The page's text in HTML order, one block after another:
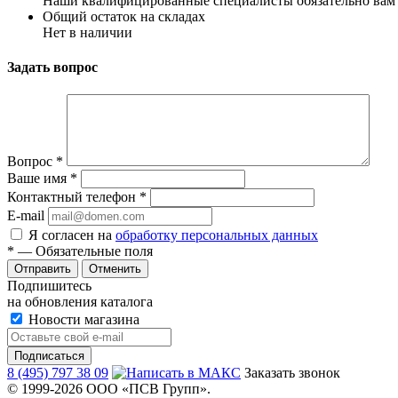
Общий остаток на складах
Нет в наличии
Задать вопрос
Вопрос *
Ваше имя *
Контактный телефон *
E-mail
Я согласен на обработку персональных данных
* — Обязательные поля
Отменить
Подпишитесь
на обновления каталога
Новости магазина
8 (495) 797 38 09
Заказать звонок
© 1999-2026 ООО «ПСВ Групп».